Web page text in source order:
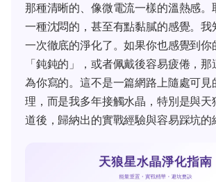
那種清晰的、像微電流一樣的溫熱感。
一種沈悶的，甚至有點黏膩的感覺。我
一次徹底的淨化了。如果你也感覺到你
「鈍鈍的」，或者佩戴後容易疲倦，
為你寫的。這不是一篇網路上隨處可見
理，而是我多年接觸水晶，特別是與天
道後，歸納出的實戰經驗與容易踩坑的